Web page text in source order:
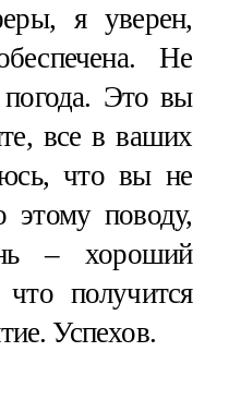
я уверен,
Не
погода. Это вы
все в ваших
что вы не
этому поводу,
– хороший
получится
Успехов.